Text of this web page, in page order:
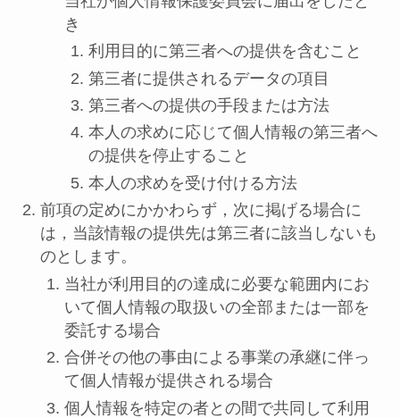
き
利用目的に第三者への提供を含むこと
第三者に提供されるデータの項目
第三者への提供の手段または方法
本人の求めに応じて個人情報の第三者へ
の提供を停止すること
本人の求めを受け付ける方法
前項の定めにかかわらず，次に掲げる場合に
は，当該情報の提供先は第三者に該当しないも
のとします。
当社が利用目的の達成に必要な範囲内にお
いて個人情報の取扱いの全部または一部を
委託する場合
合併その他の事由による事業の承継に伴っ
て個人情報が提供される場合
個人情報を特定の者との間で共同して利用